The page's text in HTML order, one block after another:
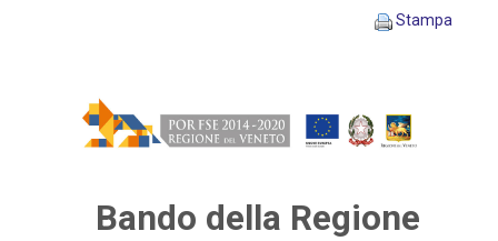
Stampa
Bando della Regione